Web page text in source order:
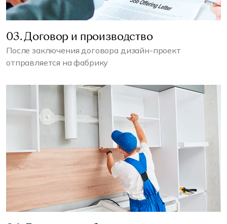
03. Договор и производство
После заключения договора дизайн-проект
отправляется на фабрику